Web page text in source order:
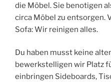
die Möbel. Sie benotigen
circa Möbel zu entsorgen.
Sofa: Wir reinigen alles.
Du haben musst keine
bewerkstelligen wir Platz
einbringen Sideboards,